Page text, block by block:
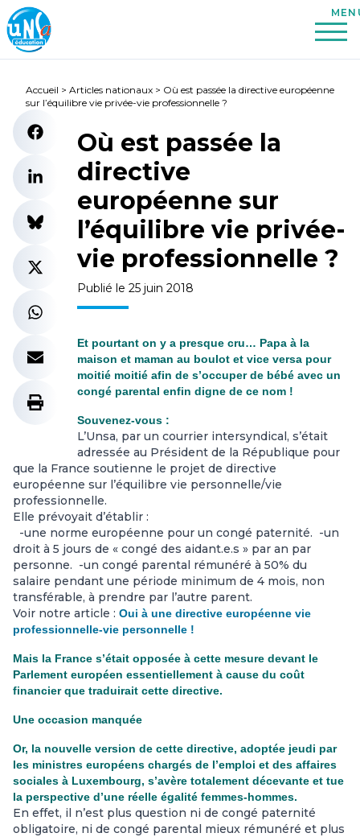
Accueil > Articles nationaux > Où est passée la directive européenne
sur l’équilibre vie privée-vie professionnelle ?
Où est passée la
directive
européenne sur
l’équilibre vie privée-
vie professionnelle ?
Publié le 25 juin 2018
Et pourtant on y a presque cru… Papa à la
maison et maman au boulot et vice versa pour
moitié moitié afin de s’occuper de bébé avec un
congé parental enfin digne de ce nom !
Souvenez-vous :
L’Unsa, par un courrier intersyndical, s’était
adressée au Président de la République pour
que la France soutienne le projet de directive
européenne sur l’équilibre vie personnelle/vie
professionnelle.
Elle prévoyait d’établir :
-une norme européenne pour un congé paternité. -un
droit à 5 jours de « congé des aidant.e.s » par an par
personne. -un congé parental rémunéré à 50% du
salaire pendant une période minimum de 4 mois, non
transférable, à prendre par l’autre parent.
Voir notre article : Oui à une directive européenne vie
professionnelle-vie personnelle !
Mais la France s’était opposée à cette mesure devant le
Parlement européen essentiellement à cause du coût
financier que traduirait cette directive.
Une occasion manquée
Or, la nouvelle version de cette directive, adoptée jeudi par
les ministres européens chargés de l’emploi et des affaires
sociales à Luxembourg, s’avère totalement décevante et tue
la perspective d’une réelle égalité femmes-hommes.
En effet, il n’est plus question ni de congé paternité
obligatoire, ni de congé parental mieux rémunéré et plus